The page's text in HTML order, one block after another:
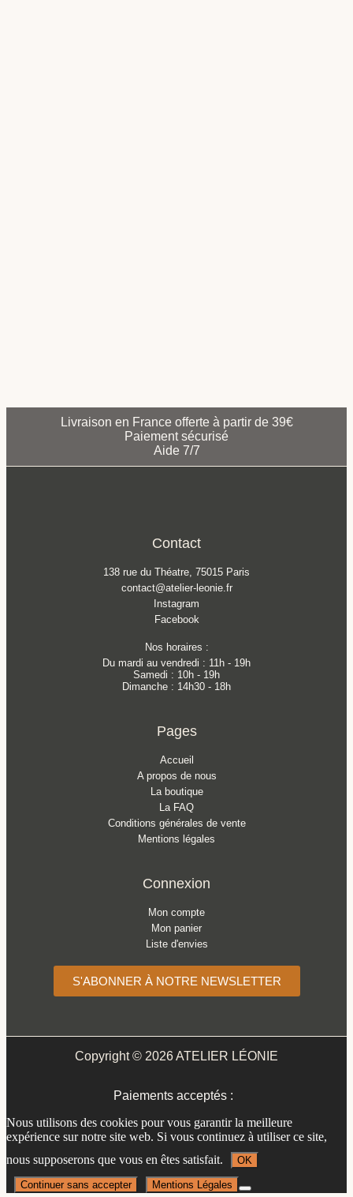
Livraison en France offerte à partir de 39€
Paiement sécurisé
Aide 7/7
Contact
138 rue du Théatre, 75015 Paris
contact@atelier-leonie.fr
Instagram
Facebook
Nos horaires :
Du mardi au vendredi : 11h - 19h
Samedi : 10h - 19h
Dimanche : 14h30 - 18h
Pages
Accueil
A propos de nous
La boutique
La FAQ
Conditions générales de vente
Mentions légales
Connexion
Mon compte
Mon panier
Liste d'envies
S'ABONNER À NOTRE NEWSLETTER
Copyright © 2026 ATELIER LÉONIE
Paiements acceptés :
Nous utilisons des cookies pour vous garantir la meilleure
expérience sur notre site web. Si vous continuez à utiliser ce site,
nous supposerons que vous en êtes satisfait.
OK
Continuer sans accepter Mentions Légales